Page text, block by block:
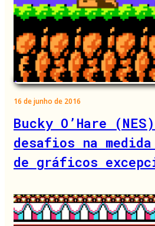
16 de junho de 2016
Bucky O’Hare
desafios na
de gráficos